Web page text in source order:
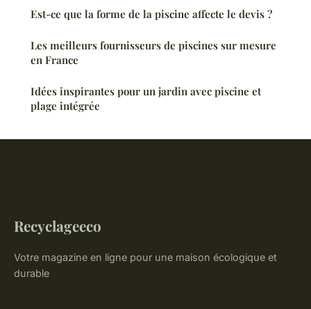
Est-ce que la forme de la piscine affecte le devis ?
Les meilleurs fournisseurs de piscines sur mesure
en France
Idées inspirantes pour un jardin avec piscine et
plage intégrée
Recyclageeco
Votre magazine en ligne pour une maison écologique et
durable